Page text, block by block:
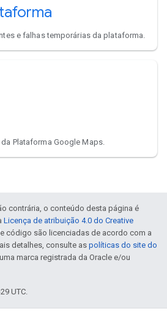
e falhas temporárias da plataforma.
Plataforma Google Maps.
contrária, o conteúdo desta página é
Licença de atribuição 4.0 do Creative
código são licenciadas de acordo com a
detalhes, consulte as políticas do site do
marca registrada da Oracle e/ou
UTC.